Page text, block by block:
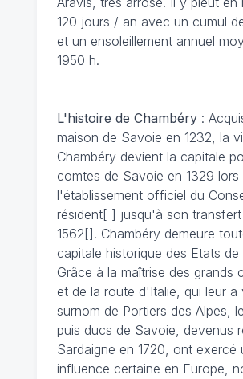
120 jours / an avec un cumul
et un ensoleillement annuel
1950 h.
L'histoire de Chambéry:
maison de Savoie en 1232, la
Chambéry devient la capitale
comtes de Savoie en 1329 lors
l'établissement officiel du
résident[ ] jusqu'à son transfert
1562[]. Chambéry demeure
capitale historique des Etats de
Grâce à la maîtrise des grands
et de la route d'Italie, qui leur a
surnom de Portiers des Alpes,
puis ducs de Savoie, devenus
Sardaigne en 1720, ont exercé
influence certaine en Europe,